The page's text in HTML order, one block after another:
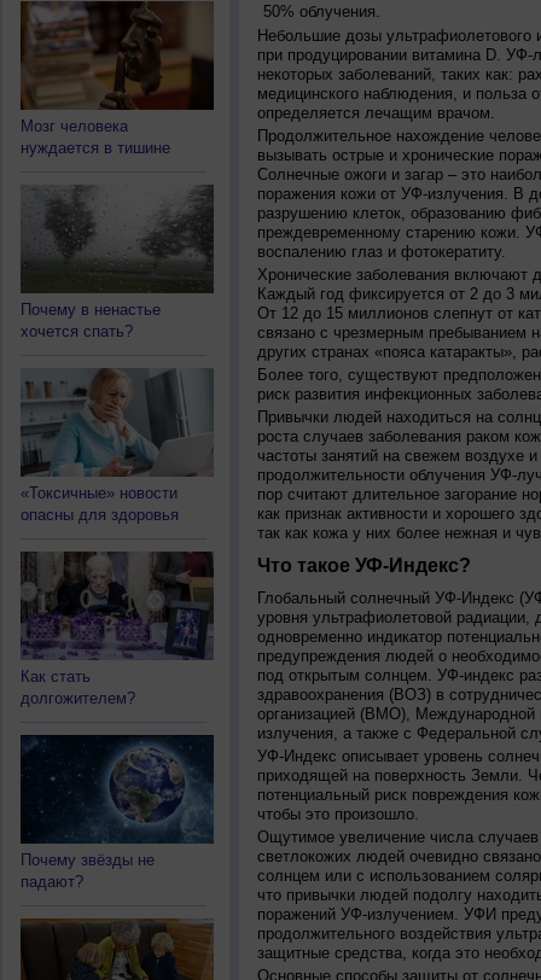
Мозг человека
нуждается в тишине
Почему в ненастье
хочется спать?
«Токсичные» новости
опасны для здоровья
Как стать
долгожителем?
Почему звёзды не
падают?
50% облучения.
Небольшие дозы ультрафиолетового
при продуцировании витамина D.
некоторых заболеваний, таких как:
медицинского наблюдения, и польза
определяется лечащим врачом.
Продолжительное нахождение
вызывать острые и хронические
Солнечные ожоги и загар – это
поражения кожи от УФ-излучения. В
разрушению клеток, образованию
преждевременному старению кожи.
воспалению глаз и фотокератиту.
Хронические заболевания включают
Каждый год фиксируется от 2 до 3
От 12 до 15 миллионов слепнут от
связано с чрезмерным пребыванием
других странах «пояса катаракты»,
Более того, существуют
риск развития инфекционных
Привычки людей находиться на
роста случаев заболевания раком
частоты занятий на свежем воздухе
продолжительности облучения УФ-
пор считают длительное загорание
как признак активности и хорошего
так как кожа у них более нежная и
Что такое УФ-Индекс?
Глобальный солнечный УФ-Индекс
уровня ультрафиолетовой
одновременно индикатор
предупреждения людей о
под открытым солнцем. УФ-индекс
здравоохранения (ВОЗ) в
организацией (ВМО), Международной
излучения, а также с Федеральной
УФ-Индекс описывает уровень
приходящей на поверхность Земли.
потенциальный риск повреждения
чтобы это произошло.
Ощутимое увеличение числа
светлокожих людей очевидно
солнцем или с использованием
что привычки людей подолгу
поражений УФ-излучением. УФИ
продолжительного воздействия
защитные средства, когда это
Основные способы защиты от